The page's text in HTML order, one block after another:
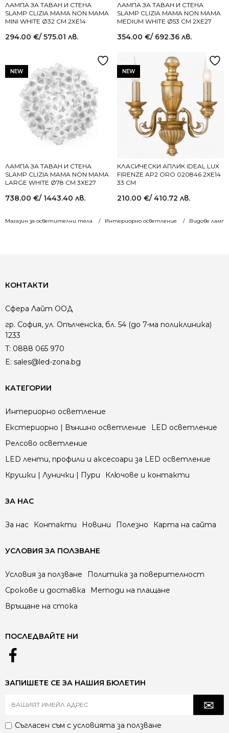
Магазин за осветителни тела Интериорно осветление Видове
ЛАМПА ЗА ТАВАН И СТЕНА
SLAMP CLIZIA MAMA NON MAMA
MINI WHITE Ø32 СМ 2XE14
294.00 €/ 575.01 лв.
ЛАМПА ЗА ТАВАН И СТЕНА
SLAMP CLIZIA MAMA NON MAMA
MEDIUM WHITE Ø53 СМ 2XE27
354.00 €/ 692.36 лв.
NEW
ЛАМПА ЗА ТАВАН И СТЕНА
SLAMP CLIZIA MAMA NON MAMA
LARGE WHITE Ø78 СМ 3XE27
738.00 €/ 1443.40 лв.
NEW
КЛАСИЧЕСКИ АПЛИК IDEAL LUX
FIRENZE AP2 ORO 020846 2XE14
33 СМ
210.00 €/ 410.72 лв.
КОНТАКТИ
Сфера Лайт ООД
гр. София, ул. Опълченска, бл. 54 (до 7-ма поликлиника)
1233
T: 0888 065 970
E: sales@led-zona.bg
КАТЕГОРИИ
Интериорно осветление
Екстериорно | Външно осветление
LED осветление
Релсово осветление
LED ленти, профили и аксесоари за LED осветление
Крушки | Лунички | Пури
Ключове и контакти
ЗА НАС
За нас Контакти Новини Полезно Карта на сайта
УСЛОВИЯ ЗА ПОЛЗВАНЕ
Условия за ползване
Политика за поверителност
Срокове и доставка
Методи на плащане
Връщане на стока
ПОСЛЕДВАЙТЕ НИ
ЗАПИШЕТЕ СЕ ЗА НАШИЯ БЮЛЕТИН
Съгласен съм с условията за ползване